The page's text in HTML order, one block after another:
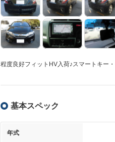
程度良好フィットHV入荷♪スマートキー
基本スペック
年式